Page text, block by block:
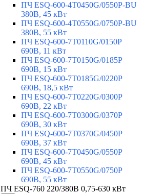
ПЧ ESQ-600-4T0450G/0550P-BU
380В, 45 кВт
ПЧ ESQ-600-4T0550G/0750P-BU
380В, 55 кВт
ПЧ ESQ-600-7T0110G/0150P
690В, 11 кВт
ПЧ ESQ-600-7T0150G/0185P
690В, 15 кВт
ПЧ ESQ-600-7T0185G/0220P
690В, 18,5 кВт
ПЧ ESQ-600-7T0220G/0300P
690В, 22 кВт
ПЧ ESQ-600-7T0300G/0370P
690В, 30 кВт
ПЧ ESQ-600-7T0370G/0450P
690В, 37 кВт
ПЧ ESQ-600-7T0450G/0550P
690В, 45 кВт
ПЧ ESQ-600-7T0550G/0750P
690В, 55 кВт
ПЧ ESQ-760 220/380В 0,75-630 кВт